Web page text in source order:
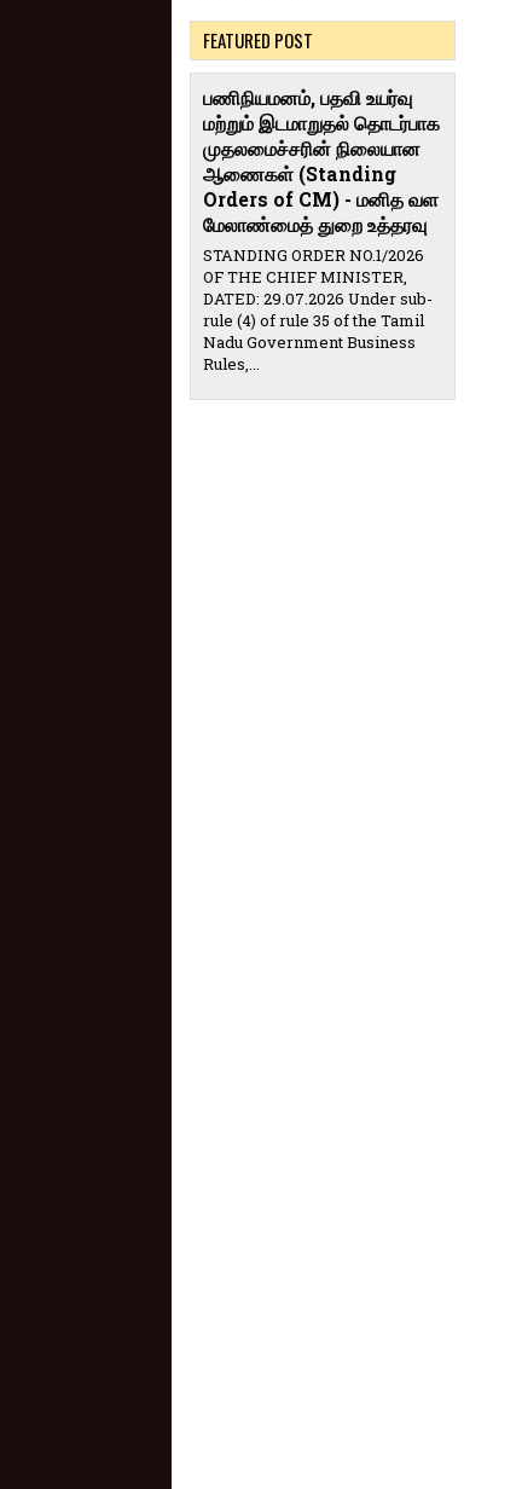
FEATURED POST
பணிநியமனம், பதவி உயர்வு
மற்றும் இடமாறுதல் தொடர்பாக
முதலமைச்சரின் நிலையான
ஆணைகள் (Standing
Orders of CM) - மனித வள
மேலாண்மைத் துறை உத்தரவு
STANDING ORDER NO.1/2026
OF THE CHIEF MINISTER,
DATED: 29.07.2026 Under sub-
rule (4) of rule 35 of the Tamil
Nadu Government Business
Rules,...